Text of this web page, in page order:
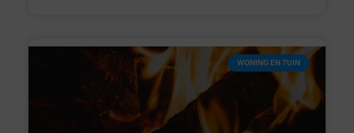
WONING EN TUIN